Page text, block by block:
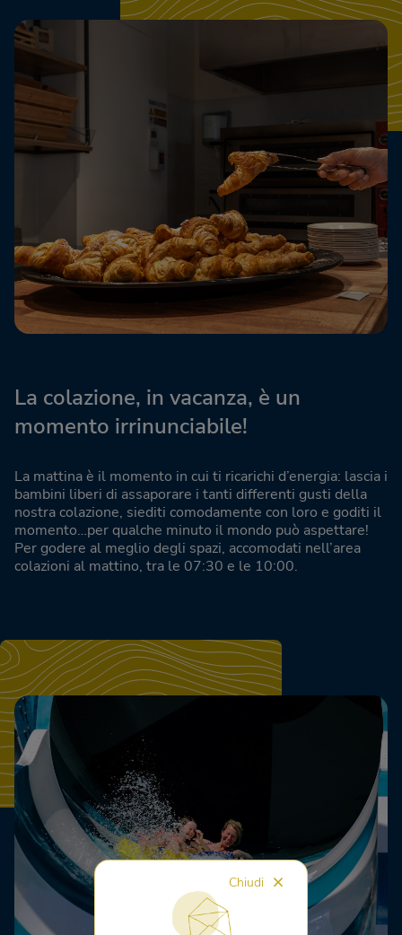
La colazione, in vacanza, è un
momento irrinunciabile!
La mattina è il momento in cui ti ricarichi d’energia: lascia i
bambini liberi di assaporare i tanti differenti gusti della
nostra colazione, siediti comodamente con loro e goditi il
momento…per qualche minuto il mondo può aspettare!
Per godere al meglio degli spazi, accomodati nell’area
colazioni al mattino, tra le 07:30 e le 10:00.
Chiudi